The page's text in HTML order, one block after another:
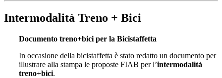
Intermodalità Treno + Bici
Documento treno+bici per la Bicistaffetta
In occasione della bicistaffetta è stato redatto un documento per
illustrare alla stampa le proposte FIAB per l’intermodalità
treno+bici.